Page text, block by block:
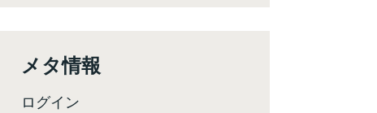
メタ情報
ログイン